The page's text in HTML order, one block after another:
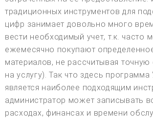
традиционных инструментов для
цифр занимает довольно много
вести необходимый учет, т.к. часто
ежемесячно покупают
материалов, не рассчитывая точную
на услугу). Так что здесь
является наиболее подходящим
администратор может записывать
расходах, финансах и времени